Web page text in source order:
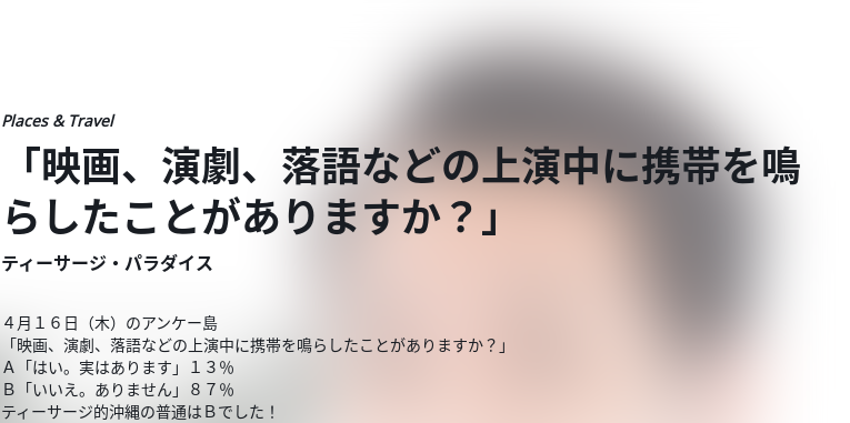
Places & Travel
「映画、演劇、落語などの上演中に携帯を鳴
らしたことがありますか？」
ティーサージ・パラダイス
４月１６日（木）のアンケー島
「映画、演劇、落語などの上演中に携帯を鳴らしたことがありますか？」
Ａ「はい。実はあります」１３％
Ｂ「いいえ。ありません」８７％
ティーサージ的沖縄の普通はＢでした！